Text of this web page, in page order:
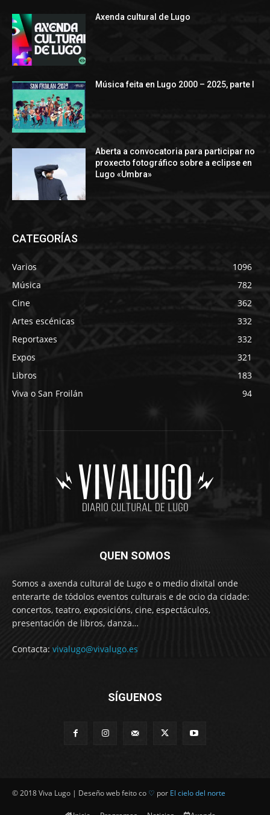
Axenda cultural de Lugo
Música feita en Lugo 2000 – 2025, parte I
Aberta a convocatoria para participar no
proxecto fotográfico sobre a eclipse en
Lugo «Umbra»
CATEGORÍAS
Varios
1096
Música
782
Cine
362
Artes escénicas
332
Reportaxes
332
Expos
321
Libros
183
Viva o San Froilán
94
QUEN SOMOS
Somos a axenda cultural de Lugo e o medio dixital onde
enterarte de tódolos eventos culturais e de ocio da cidade:
concertos, teatro, exposicións, cine, espectáculos,
presentación de libros, danza…
Contacta: vivalugo@vivalugo.es
SÍGUENOS
© 2018 Viva Lugo | Deseño web feito co ♡ por El cielo del norte